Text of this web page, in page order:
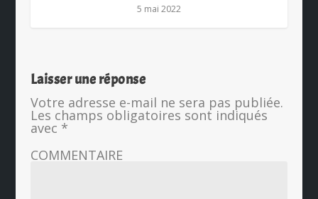
5 mai 2022
Laisser une réponse
Votre adresse e-mail ne sera pas publiée.
Les champs obligatoires sont indiqués
avec *
COMMENTAIRE